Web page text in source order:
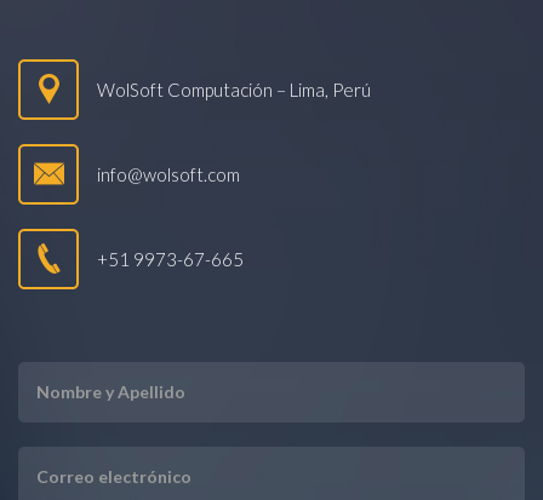
WolSoft Computación – Lima, Perú
info@wolsoft.com
+51 9973-67-665